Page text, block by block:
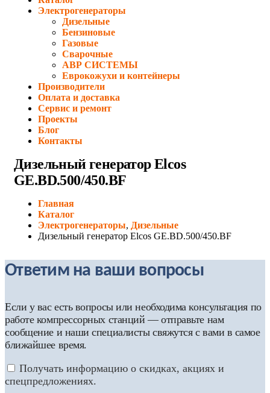
Электрогенераторы
Дизельные
Бензиновые
Газовые
Сварочные
АВР СИСТЕМЫ
Еврокожухи и контейнеры
Производители
Оплата и доставка
Сервис и ремонт
Проекты
Блог
Контакты
Дизельный генератор Elcos
GE.BD.500/450.BF
Главная
Каталог
Электрогенераторы, Дизельные
Дизельный генератор Elcos GE.BD.500/450.BF
Ответим на ваши вопросы
Если у вас есть вопросы или необходима консультация по
работе компрессорных станций — отправьте нам
сообщение и наши специалисты свяжутся с вами в самое
ближайшее время.
Получать информацию о скидках, акциях и
спецпредложениях.